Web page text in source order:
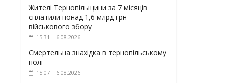
Жителі Тернопільщини за 7 місяців
сплатили понад 1,6 млрд грн
військового збору
15:31 | 6.08.2026
Смертельна знахідка в тернопільському
полі
15:07 | 6.08.2026